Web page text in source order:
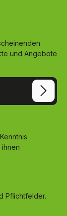
und Angebote
Pflichtfelder.